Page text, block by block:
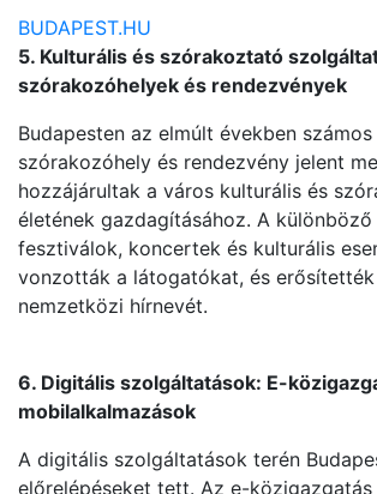
BUDAPEST.HU
5. Kulturális és szórakoztató
szórakozóhelyek és rendezvények
Budapesten az elmúlt években számos
szórakozóhely és rendezvény jelent
hozzájárultak a város kulturális és
életének gazdagításához. A
fesztiválok, koncertek és kulturális
vonzották a látogatókat, és erősítették
nemzetközi hírnevét.
6. Digitális szolgáltatások: E-
mobilalkalmazások
A digitális szolgáltatások terén
előrelépéseket tett. Az e-közigazgatás